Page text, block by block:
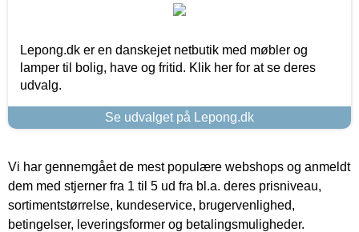
Lepong.dk er en danskejet netbutik med møbler og
lamper til bolig, have og fritid. Klik her for at se deres
udvalg.
Se udvalget på Lepong.dk
Vi har gennemgået de mest populære webshops og anmeldt
dem med stjerner fra 1 til 5 ud fra bl.a. deres prisniveau,
sortimentstørrelse, kundeservice, brugervenlighed,
betingelser, leveringsformer og betalingsmuligheder.